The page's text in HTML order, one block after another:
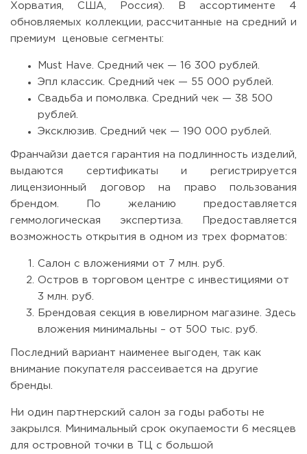
Хорватия, США, Россия). В ассортименте 4
обновляемых коллекции, рассчитанные на средний и
премиум ценовые сегменты:
Must Have. Средний чек — 16 300 рублей.
Эпл классик. Средний чек — 55 000 рублей.
Свадьба и помолвка. Средний чек — 38 500
рублей.
Эксклюзив. Средний чек — 190 000 рублей.
Франчайзи дается гарантия на подлинность изделий,
выдаются сертификаты и регистрируется
лицензионный договор на право пользования
брендом. По желанию предоставляется
геммологическая экспертиза. Предоставляется
возможность открытия в одном из трех форматов:
Салон с вложениями от 7 млн. руб.
Остров в торговом центре с инвестициями от
3 млн. руб.
Брендовая секция в ювелирном магазине. Здесь
вложения минимальны – от 500 тыс. руб.
Последний вариант наименее выгоден, так как
внимание покупателя рассеивается на другие
бренды.
Ни один партнерский салон за годы работы не
закрылся. Минимальный срок окупаемости 6 месяцев
для островной точки в ТЦ с большой